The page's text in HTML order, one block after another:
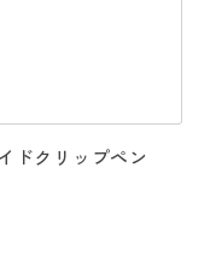
ドクリップペン